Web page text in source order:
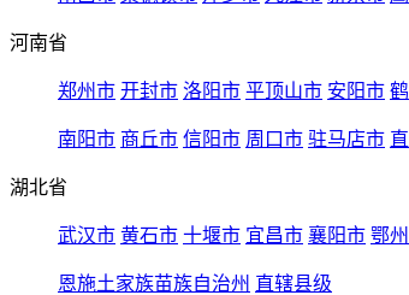
河南省
郑州市 开封市 洛阳市 平顶山市 安阳市
南阳市 商丘市 信阳市 周口市 驻马店市
湖北省
武汉市 黄石市 十堰市 宜昌市 襄阳市 鄂
恩施土家族苗族自治州 直辖县级